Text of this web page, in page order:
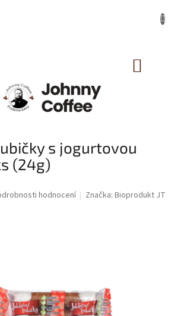
s jogurtovou
(24g)
hodnocení Značka:Bioprodukt JT